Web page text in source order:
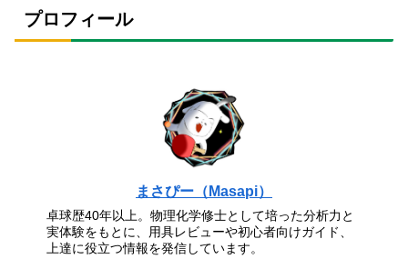
プロフィール
まさぴー（Masapi）
卓球歴40年以上。物理化学修士として培った分析力と
実体験をもとに、用具レビューや初心者向けガイド、
上達に役立つ情報を発信しています。